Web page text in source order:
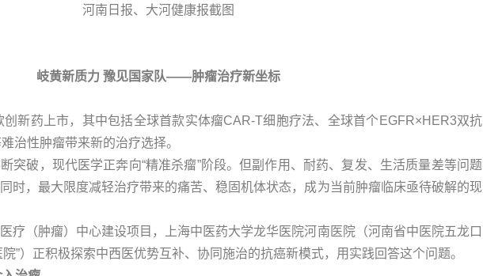
河南日报、大河健康报截图
岐黄新质力 豫见国家队——肿瘤治疗新坐标
新药上市，其中包括全球首款实体瘤CAR-T细胞疗法、全球首个EGFR×HER3双抗
治性肿瘤带来新的治疗选择。
突破，现代医学正奔向“精准杀瘤”阶段。但副作用、耐药、复发、生活质量差等问题
时，最大限度减轻治疗带来的痛苦、稳固机体状态，成为当前肿瘤临床亟待破解的现
疗（肿瘤）中心建设项目，上海中医药大学龙华医院河南医院（河南省中医院五龙口
”）正积极探索中西医优势互补、协同施治的抗癌新模式，用实践回答这个问题。